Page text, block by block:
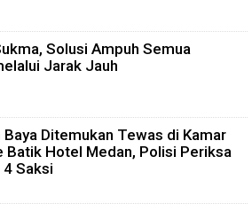
Solusi Ampuh Semua
Jarak Jauh
Baya Ditemukan Tewas di Kamar
Batik Hotel Medan, Polisi Periksa
4 Saksi